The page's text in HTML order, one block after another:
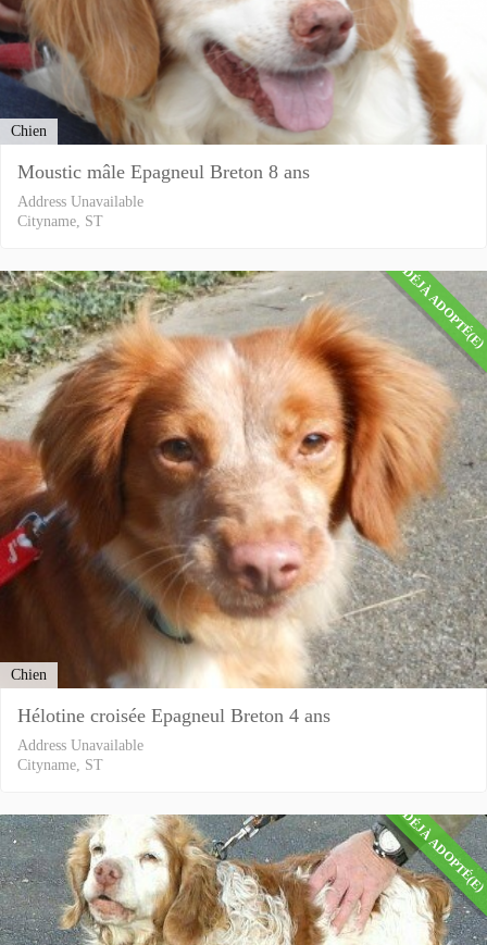
Chien
Moustic mâle Epagneul Breton 8 ans
Address Unavailable
Cityname, ST
DÉJÀ ADOPTÉ(E)
Chien
Hélotine croisée Epagneul Breton 4 ans
Address Unavailable
Cityname, ST
DÉJÀ ADOPTÉ(E)